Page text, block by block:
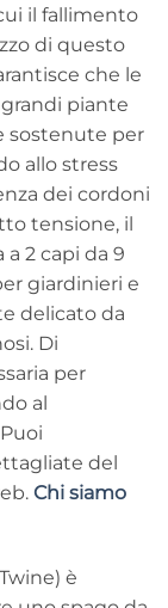
il fallimento
di questo
che le
piante
sostenute per
allo stress
dei cordoni
tensione, il
2 capi da 9
giardinieri e
delicato da
Di
per
al
del
Chi siamo
è